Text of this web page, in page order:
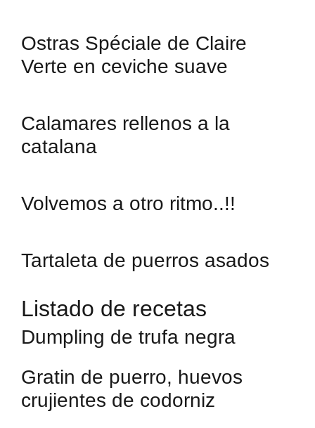
Ostras Spéciale de Claire
Verte en ceviche suave
Calamares rellenos a la
catalana
Volvemos a otro ritmo..!!
Tartaleta de puerros asados
Listado de recetas
Dumpling de trufa negra
Gratin de puerro, huevos
crujientes de codorniz